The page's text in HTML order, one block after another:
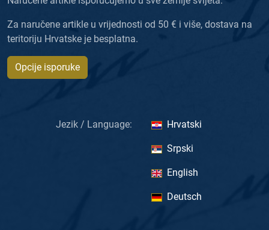
Za naručene artikle u vrijednosti od 50 € i više, dostava na
teritoriju Hrvatske je besplatna.
Opcije isporuke
Jezik / Language: Hrvatski
Srpski
English
Deutsch